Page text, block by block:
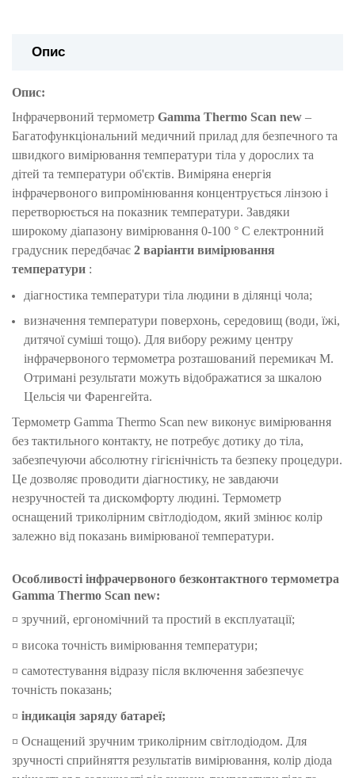
Опис
Опис:
Інфрачервоний термометр Gamma Thermo Scan new –
Багатофункціональний медичний прилад для безпечного та
швидкого вимірювання температури тіла у дорослих та
дітей та температури об'єктів. Виміряна енергія
інфрачервоного випромінювання концентрується лінзою і
перетворюється на показник температури. Завдяки
широкому діапазону вимірювання 0-100 ° C електронний
градусник передбачає 2 варіанти вимірювання
температури :
діагностика температури тіла людини в ділянці чола;
визначення температури поверхонь, середовищ (води, їжі,
дитячої суміші тощо). Для вибору режиму центру
інфрачервоного термометра розташований перемикач M.
Отримані результати можуть відображатися за шкалою
Цельсія чи Фаренгейта.
Термометр Gamma Thermo Scan new виконує вимірювання
без тактильного контакту, не потребує дотику до тіла,
забезпечуючи абсолютну гігієнічність та безпеку процедури.
Це дозволяє проводити діагностику, не завдаючи
незручностей та дискомфорту людині. Термометр
оснащений триколірним світлодіодом, який змінює колір
залежно від показань вимірюваної температури.
Особливості інфрачервоного безконтактного термометра
Gamma Thermo Scan new:
¤ зручний, ергономічний та простий в експлуатації;
¤ висока точність вимірювання температури;
¤ самотестування відразу після включення забезпечує
точність показань;
¤ індикація заряду батареї;
¤ Оснащений зручним триколірним світлодіодом. Для
зручності сприйняття результатів вимірювання, колір діода